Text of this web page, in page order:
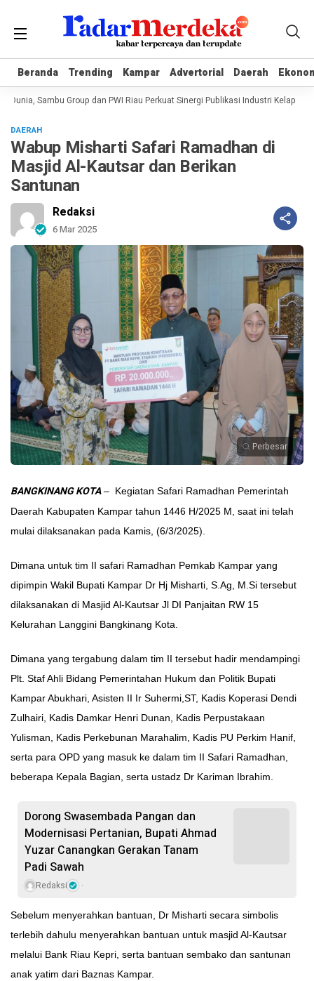
Beranda Trending Kampar Advertorial Daerah
Beranda Trending Kampar Advertorial Daerah
Sambu Group dan PWI Riau Perkuat Sinergi Publikasi Industri Kelapa
DAERAH
Wabup Misharti Safari Ramadhan di
Masjid Al-Kautsar dan Berikan
Santunan
Redaksi
6 Mar 2025
Perbesar
BANGKINANG KOTA– Kegiatan Safari Ramadhan Pemerintah
Daerah Kabupaten Kampar tahun 1446 H/2025 M, saat ini telah
mulai dilaksanakan pada Kamis, (6/3/2025).
Dimana untuk tim II safari Ramadhan Pemkab Kampar yang
dipimpin Wakil Bupati Kampar Dr Hj Misharti, S.Ag, M.Si tersebut
dilaksanakan di Masjid Al-Kautsar Jl DI Panjaitan RW 15
Kelurahan Langgini Bangkinang Kota.
Dimana yang tergabung dalam tim II tersebut hadir mendampingi
Plt. Staf Ahli Bidang Pemerintahan Hukum dan Politik Bupati
Kampar Abukhari, Asisten II Ir Suhermi,ST, Kadis Koperasi Dendi
Zulhairi, Kadis Damkar Henri Dunan, Kadis Perpustakaan
Yulisman, Kadis Perkebunan Marahalim, Kadis PU Perkim Hanif,
serta para OPD yang masuk ke dalam tim II Safari Ramadhan,
beberapa Kepala Bagian, serta ustadz Dr Kariman Ibrahim.
Dorong Swasembada Pangan dan
Modernisasi Pertanian, Bupati Ahmad
Yuzar Canangkan Gerakan Tanam
Padi Sawah
Redaksi
Sebelum menyerahkan bantuan, Dr Misharti secara simbolis
terlebih dahulu menyerahkan bantuan untuk masjid Al-Kautsar
melalui Bank Riau Kepri, serta bantuan sembako dan santunan
anak yatim dari Baznas Kampar.